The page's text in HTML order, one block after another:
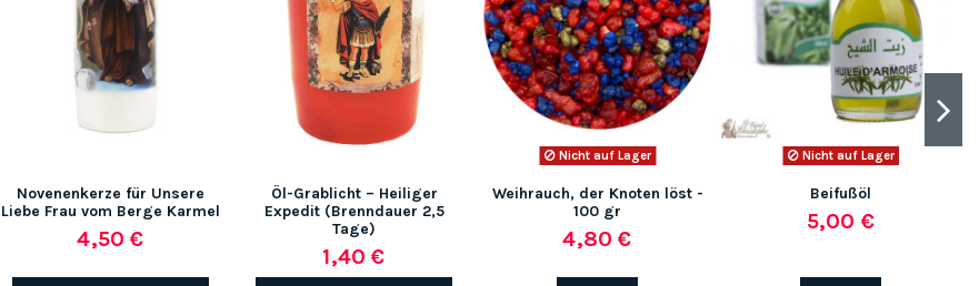
Novenenkerze für Unsere
Liebe Frau vom Berge Karmel
4,50 €
Öl-Grablicht – Heiliger
Expedit (Brenndauer 2,5
Tage)
1,40 €
Nicht auf Lager
Weihrauch, der Knoten löst -
100 gr
4,80 €
Nicht auf Lager
Beifußöl
5,00 €